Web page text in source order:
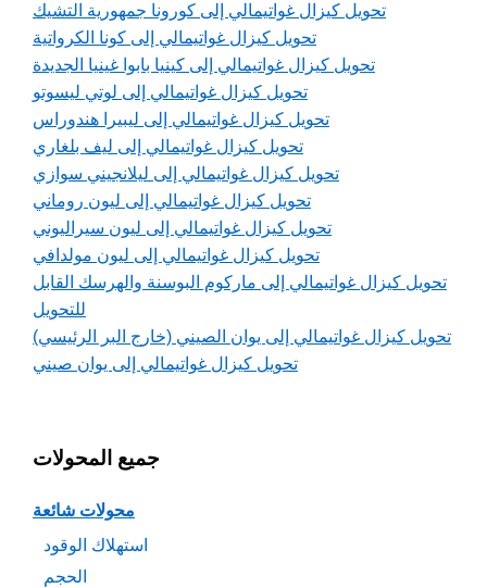
تحويل كيزال غواتيمالي إلى كورونا جمهورية التشيك
تحويل كيزال غواتيمالي إلى كونا الكرواتية
تحويل كيزال غواتيمالي إلى كينيا بابوا غينيا الجديدة
تحويل كيزال غواتيمالي إلى لوتي ليسوتو
تحويل كيزال غواتيمالي إلى ليبيرا هندوراس
تحويل كيزال غواتيمالي إلى ليف بلغاري
تحويل كيزال غواتيمالي إلى ليلانجيني سوازي
تحويل كيزال غواتيمالي إلى ليون روماني
تحويل كيزال غواتيمالي إلى ليون سيراليوني
تحويل كيزال غواتيمالي إلى ليون مولدافي
تحويل كيزال غواتيمالي إلى ماركوم البوسنة والهرسك القابل
للتحويل
تحويل كيزال غواتيمالي إلى يوان الصيني (خارج البر الرئيسي)
تحويل كيزال غواتيمالي إلى يوان صيني
جميع المحولات
محولات شائعة
استهلاك الوقود
الحجم